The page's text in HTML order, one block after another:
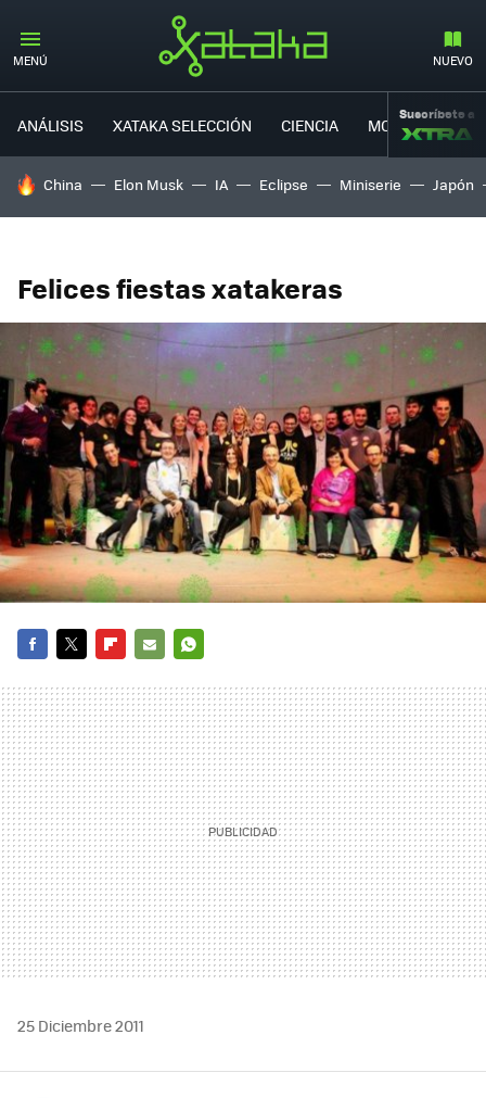
MENÚ NUEVO
ANÁLISIS XATAKA SELECCIÓN CIENCIA MOVILIDAD
Suscríbete a
HOY SE HABLA DE
China Elon Musk IA Eclipse Miniserie Japón
Felices fiestas xatakeras
MAIL
25 Diciembre 2011